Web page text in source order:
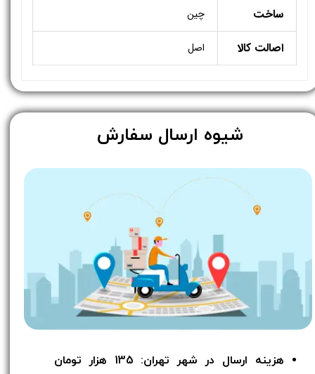
ساخت چین
اصالت کالا اصل
هزینه ارسال در شهر تهران: 135 هزار تومان
​شیوه ارسال سفارش